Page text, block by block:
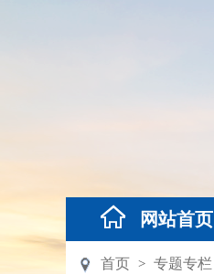
网站首页
首页 > 专题专栏